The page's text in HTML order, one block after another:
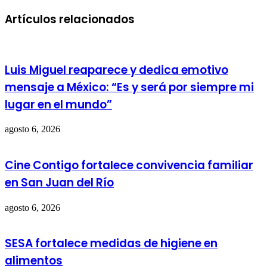
Artículos relacionados
Luis Miguel reaparece y dedica emotivo
mensaje a México: “Es y será por siempre mi
lugar en el mundo”
agosto 6, 2026
Cine Contigo fortalece convivencia familiar
en San Juan del Río
agosto 6, 2026
SESA fortalece medidas de higiene en
alimentos